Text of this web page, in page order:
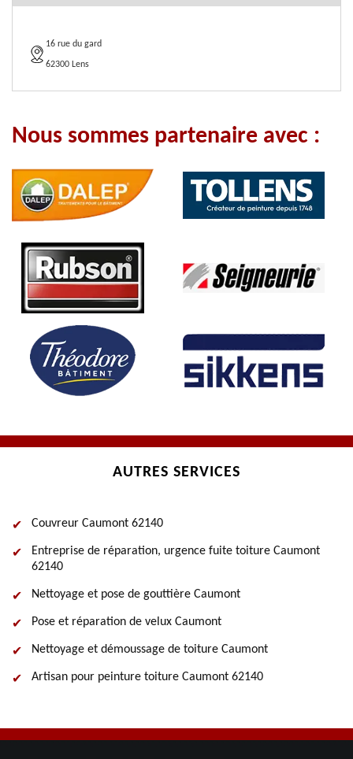
16 rue du gard
62300 Lens
Nous sommes partenaire avec :
AUTRES SERVICES
Couvreur Caumont 62140
Entreprise de réparation, urgence fuite toiture Caumont
62140
Nettoyage et pose de gouttière Caumont
Pose et réparation de velux Caumont
Nettoyage et démoussage de toiture Caumont
Artisan pour peinture toiture Caumont 62140